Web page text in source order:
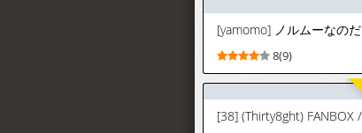
[yamomo] ノルムーなのだ
8(9)